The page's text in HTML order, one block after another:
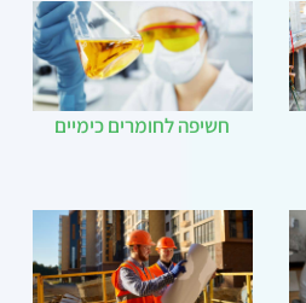
חשיפה לחומרים כימיים